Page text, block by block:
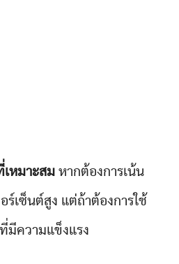
เหมาะสม หากต้องการเน้น
ร์เซ็นต์สูง แต่ถ้าต้องการใช้
มีความแข็งแรง